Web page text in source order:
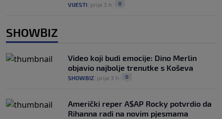
VIJESTI prije 3 h 0
SHOWBIZ
Video koji budi emocije: Dino Merlin
objavio najbolje trenutke s Koševa
SHOWBIZ prije 3 h 0
Američki reper A$AP Rocky potvrdio da
Rihanna radi na novim pjesmama